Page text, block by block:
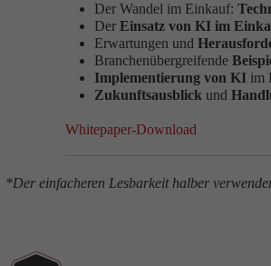
Der Wandel im Einkauf:
Der Einsatz von KI im
Erwartungen und
Branchenübergreifende
Implementierung von KI im
Zukunftsausblick und
Whitepaper-Download
*Der einfacheren Lesbarkeit halber